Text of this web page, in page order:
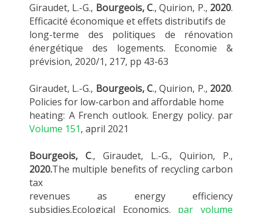
Giraudet, L.-G., Bourgeois, C., Quirion, P., 2020.
Efficacité économique et effets distributifs de
long-terme des politiques de rénovation
énergétique des logements. Economie &
prévision, 2020/1, 217, pp 43-63
Giraudet, L.-G., Bourgeois, C., Quirion, P., 2020.
Policies for low-carbon and affordable home
heating: A French outlook. Energy policy. par
Volume 151, april 2021
Bourgeois, C., Giraudet, L.-G., Quirion, P.,
2020.The multiple benefits of recycling carbon
tax
revenues as energy efficiency
subsidies.Ecological Economics. par volume